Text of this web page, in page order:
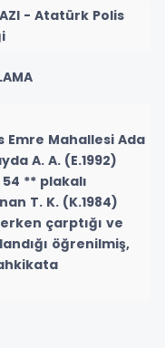
- Atatürk Polis
Emre Mahallesi Ada
A. A. (E.1992)
** plakalı
T. K. (K.1984)
çarptığı ve
öğrenilmiş,